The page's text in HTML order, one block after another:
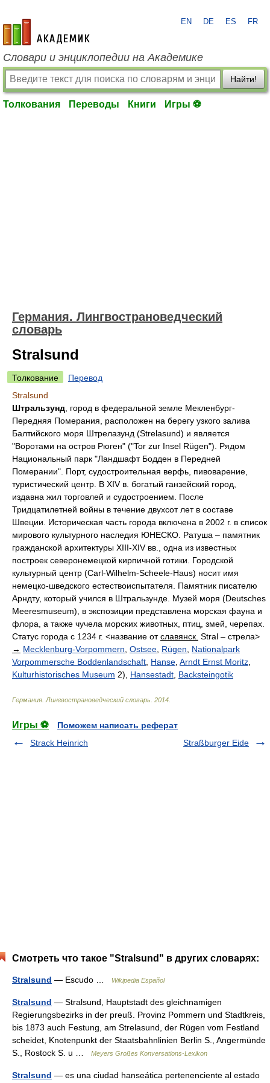
academic.ru
EN DE ES FR
Словари и энциклопедии на Академике
Найти!
Толкования Переводы Книги Игры ⚽
Германия. Лингвострановедческий
словарь
Stralsund
Толкование
Перевод
Stralsund
Штральзунд , город в федеральной земле Мекленбург-
Передняя Померания, расположен на берегу узкого залива
Балтийского моря Штрелазунд (Strelasund) и является
"Воротами на остров Рюген" ("Tor zur Insel Rügen"). Рядом
Национальный парк "Ландшафт Бодден в Передней
Померании". Порт, судостроительная верфь, пивоварение,
туристический центр. В XIV в. богатый ганзейский город,
издавна жил торговлей и судостроением. После
Тридцатилетней войны в течение двухсот лет в составе
Швеции. Историческая часть города включена в 2002 г. в список
мирового культурного наследия ЮНЕСКО. Ратуша – памятник
гражданской архитектуры XIII-XIV вв., одна из известных
построек северонемецкой кирпичной готики. Городской
культурный центр (Carl-Wilhelm-Scheele-Haus) носит имя
немецко-шведского естествоиспытателя. Памятник писателю
Арндту, который учился в Штральзунде. Музей моря (Deutsches
Meeresmuseum), в экспозиции представлена морская фауна и
флора, а также чучела морских животных, птиц, змей, черепах.
Статус города с 1234 г. <название отславянск. Stral – стрела>
→ Mecklenburg-Vorpommern Ostsee Rügen
Nationalpark
Vorpommersche Boddenlandschaft Hanse Arndt Ernst Moritz
Kulturhistorisches Museum 2), Hansestadt Backsteingotik
Германия. Лингвострановедческий словарь 2014
Игры ⚽
Поможем написать реферат
Strack Heinrich
Straßburger Eide
Смотреть что такое "Stralsund" в других словарях:
Stralsund — Escudo … Wikipedia Español
Stralsund — Stralsund, Hauptstadt des gleichnamigen
Regierungsbezirks in der preuß. Provinz Pommern und Stadtkreis,
bis 1873 auch Festung, am Strelasund, der Rügen vom Festland
scheidet, Knotenpunkt der Staatsbahnlinien Berlin S., Angermünde
S., Rostock S. u …
Meyers Großes Konversations-Lexikon
Stralsund — es una ciudad hanseática pertenenciente al estado